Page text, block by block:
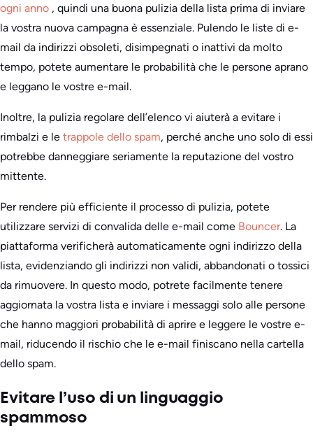
ogni anno , quindi una buona pulizia della lista prima di inviare
la vostra nuova campagna è essenziale. Pulendo le liste di e-
mail da indirizzi obsoleti, disimpegnati o inattivi da molto
tempo, potete aumentare le probabilità che le persone aprano
e leggano le vostre e-mail.
Inoltre, la pulizia regolare dell’elenco vi aiuterà a evitare i
rimbalzi e le trappole dello spam, perché anche uno solo di essi
potrebbe danneggiare seriamente la reputazione del vostro
mittente.
Per rendere più efficiente il processo di pulizia, potete
utilizzare servizi di convalida delle e-mail come Bouncer. La
piattaforma verificherà automaticamente ogni indirizzo della
lista, evidenziando gli indirizzi non validi, abbandonati o tossici
da rimuovere. In questo modo, potrete facilmente tenere
aggiornata la vostra lista e inviare i messaggi solo alle persone
che hanno maggiori probabilità di aprire e leggere le vostre e-
mail, riducendo il rischio che le e-mail finiscano nella cartella
dello spam.
Evitare l’uso di un linguaggio
spammoso